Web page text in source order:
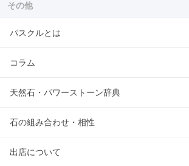
その他
パスクルとは
コラム
天然石・パワーストーン辞典
石の組み合わせ・相性
出店について